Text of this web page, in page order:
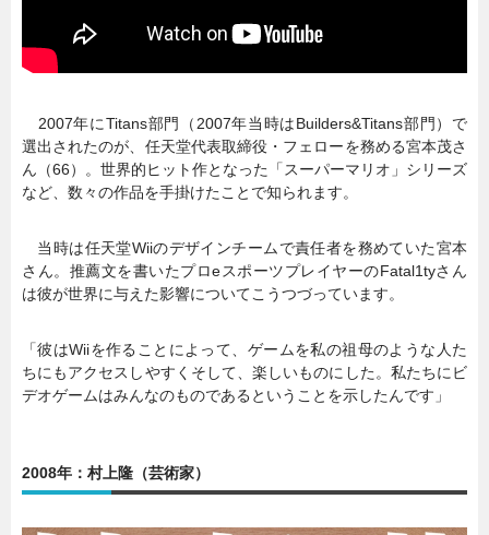
2007年にTitans部門（2007年当時はBuilders&Titans部門）で
選出されたのが、任天堂代表取締役・フェローを務める宮本茂さ
ん（66）。世界的ヒット作となった「スーパーマリオ」シリーズ
など、数々の作品を手掛けたことで知られます。
当時は任天堂Wiiのデザインチームで責任者を務めていた宮本
さん。推薦文を書いたプロeスポーツプレイヤーのFatal1tyさん
は彼が世界に与えた影響についてこうつづっています。
「彼はWiiを作ることによって、ゲームを私の祖母のような人た
ちにもアクセスしやすくそして、楽しいものにした。私たちにビ
デオゲームはみんなのものであるということを示したんです」
2008年：村上隆（芸術家）